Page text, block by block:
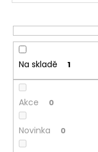
k
ů
Na skladě 1
Akce 0
Novinka 0
j
í
?